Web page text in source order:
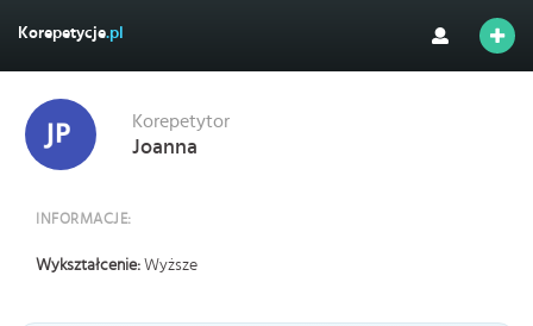
Korepetycje.pl
Korepetytor
Joanna
INFORMACJE:
Wykształcenie: Wyższe